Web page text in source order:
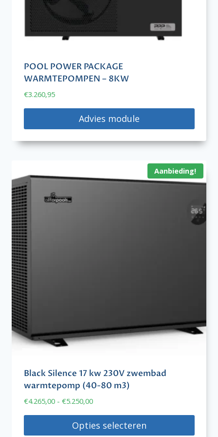
POOL POWER PACKAGE
WARMTEPOMPEN – 8KW
€3.260,95
Advies module
Aanbieding!
Black Silence 17 kw 230V zwembad
warmtepomp (40-80 m3)
€4.265,00 - €5.250,00Prijsklasse:
tot
€5.250,00
Opties selecteren